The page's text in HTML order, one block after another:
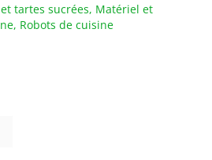
tartes sucrées, Matériel et
, Robots de cuisine